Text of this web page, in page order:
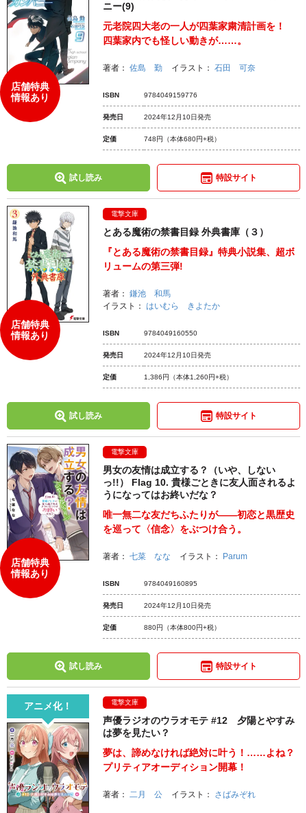
店舗特典
情報あり
ニー(9)
元老院四大老の一人が四葉家粛清計画を！
四葉家内でも怪しい動きが……。
著者： 佐島 勤 イラスト： 石田 可奈
ISBN 9784049159776
発売日 2024年12月10日発売
定価 748円 （本体680円+税）
試し読み 特設サイト
店舗特典
情報あり
電撃文庫
とある魔術の禁書目録 外典書庫（３）
『とある魔術の禁書目録』特典小説集、超ボ
リュームの第三弾!
著者： 鎌池 和馬
イラスト： はいむら きよたか
ISBN 9784049160550
発売日 2024年12月10日発売
定価 1,386円 （本体1,260円+税）
試し読み 特設サイト
店舗特典
情報あり
電撃文庫
男女の友情は成立する？（いや、しない
っ!!） Flag 10. 貴様ごときに友人面されるよ
うになってはお終いだな？
唯一無二な友だちふたりが――初恋と黒歴史
を巡って〈信念〉をぶつけ合う。
著者： 七菜 なな イラスト： Parum
ISBN 9784049160895
発売日 2024年12月10日発売
定価 880円 （本体800円+税）
試し読み 特設サイト
アニメ化！ 電撃文庫
声優ラジオのウラオモテ #12 夕陽とやすみ
は夢を見たい？
夢は、諦めなければ絶対に叶う！……よね？
プリティアオーディション開幕！
著者： 二月 公 イラスト： さばみぞれ